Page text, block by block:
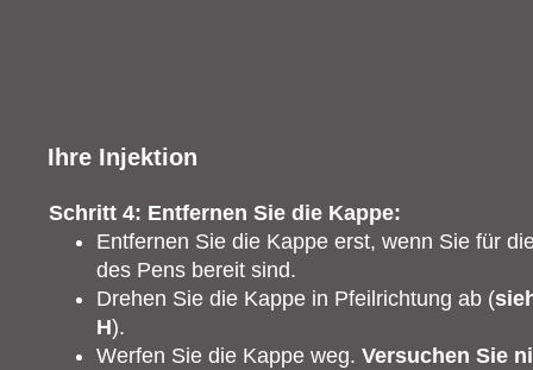
Ihre Injektion
Schritt 4: Entfernen Sie die Kappe:
Entfernen Sie die Kappe erst, wenn Sie für
des Pens bereit sind.
Drehen Sie die Kappe in Pfeilrichtung ab (
H).
Werfen Sie die Kappe weg. Versuchen Sie